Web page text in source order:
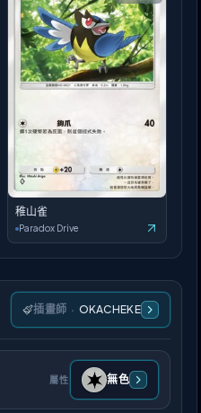
稚山雀
Paradox Drive
插畫師 · OKACHEKE
屬性 無色